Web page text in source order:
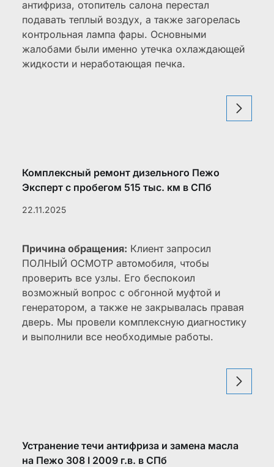
антифриза, отопитель салона перестал
подавать теплый воздух, а также загорелась
контрольная лампа фары. Основными
жалобами были именно утечка охлаждающей
жидкости и неработающая печка.
Комплексный ремонт дизельного Пежо
Эксперт с пробегом 515 тыс. км в СПб
22.11.2025
Причина обращения: Клиент запросил
ПОЛНЫЙ ОСМОТР автомобиля, чтобы
проверить все узлы. Его беспокоил
возможный вопрос с обгонной муфтой и
генератором, а также не закрывалась правая
дверь. Мы провели комплексную диагностику
и выполнили все необходимые работы.
Устранение течи антифриза и замена масла
на Пежо 308 I 2009 г.в. в СПб